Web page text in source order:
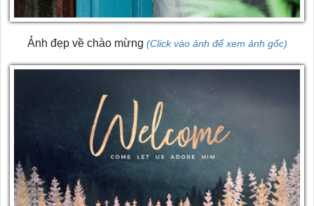
Ảnh đẹp về chào mừng (Click vào ảnh để xem ảnh gốc)